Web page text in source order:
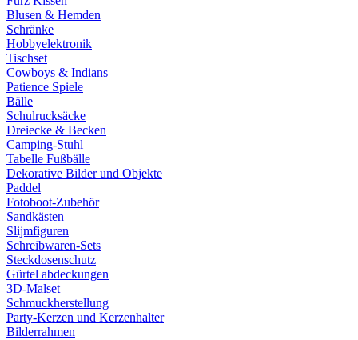
Blusen & Hemden
Schränke
Hobbyelektronik
Tischset
Cowboys & Indians
Patience Spiele
Bälle
Schulrucksäcke
Dreiecke & Becken
Camping-Stuhl
Tabelle Fußbälle
Dekorative Bilder und Objekte
Paddel
Fotoboot-Zubehör
Sandkästen
Slijmfiguren
Schreibwaren-Sets
Steckdosenschutz
Gürtel abdeckungen
3D-Malset
Schmuckherstellung
Party-Kerzen und Kerzenhalter
Bilderrahmen